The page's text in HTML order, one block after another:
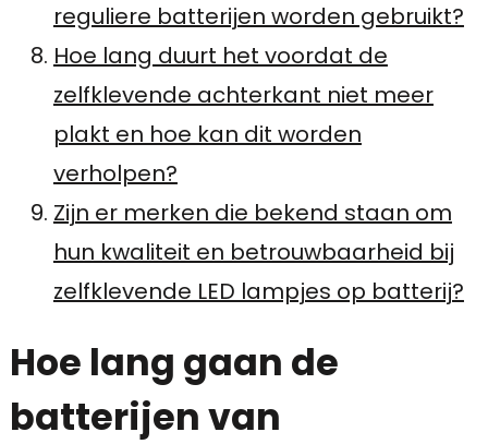
reguliere batterijen worden gebruikt?
Hoe lang duurt het voordat de
zelfklevende achterkant niet meer
plakt en hoe kan dit worden
verholpen?
Zijn er merken die bekend staan om
hun kwaliteit en betrouwbaarheid bij
zelfklevende LED lampjes op batterij?
Hoe lang gaan de
batterijen van